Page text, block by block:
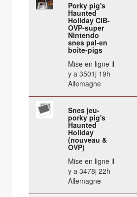
Porky pig's
Haunted
Holiday CIB-
OVP-super
Nintendo
snes pal-en
boîte-pigs
Mise en ligne il
y a 3501j 19h
Allemagne
Snes jeu-
porky pig's
Haunted
Holiday
(nouveau &
OVP)
Mise en ligne il
y a 3478j 22h
Allemagne